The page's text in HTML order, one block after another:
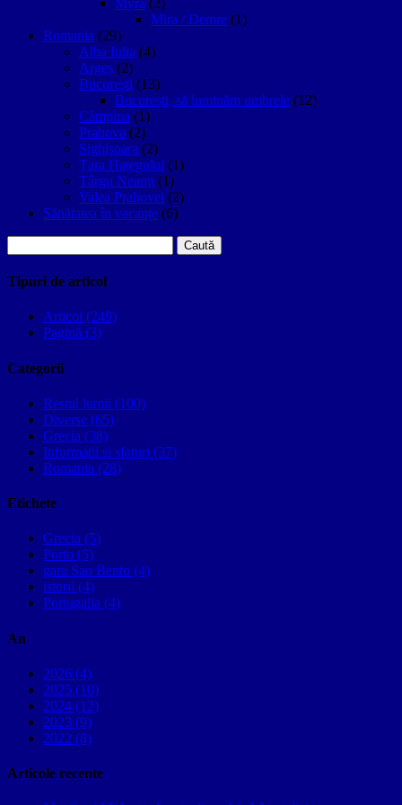
Mira / Demre (1)
Romania (29)
Alba Iulia (4)
Argeș (2)
București (13)
București, să luminăm umbrele (12)
Câmpina (1)
Prahova (2)
Sighişoara (2)
Țara Hațegului (1)
Târgu Neamţ (1)
Valea Prahovei (2)
Sănătatea în vacanțe (6)
după:
Tipuri de articol
Articol (249)
Pagină (3)
Categorii
Restul lumii (100)
Diverse (65)
Grecia (38)
Informatii si sfaturi (37)
Romania (28)
Etichete
Grecia (5)
Porto (5)
gara Sao Bento (4)
istorii (4)
Portugalia (4)
An
2026 (4)
2025 (10)
2024 (12)
2023 (9)
2022 (8)
Articole recente